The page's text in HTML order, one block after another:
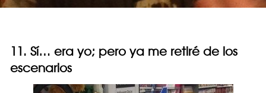
11. Sí… era yo; pero ya me retiré de los
escenarios